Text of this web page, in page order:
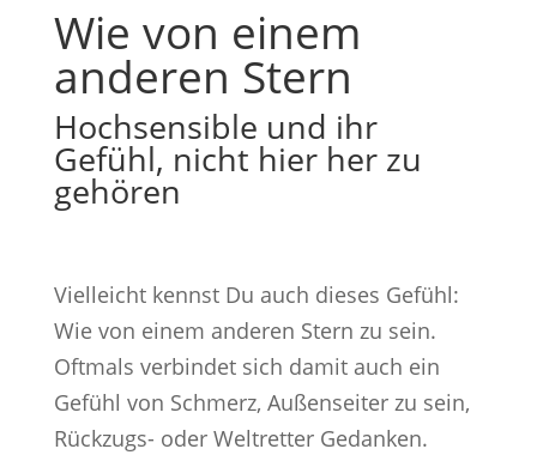
Wie von einem
anderen Stern
Hochsensible und ihr
Gefühl, nicht hier her zu
gehören
Vielleicht kennst Du auch dieses Gefühl:
Wie von einem anderen Stern zu sein.
Oftmals verbindet sich damit auch ein
Gefühl von Schmerz, Außenseiter zu sein,
Rückzugs- oder Weltretter Gedanken.